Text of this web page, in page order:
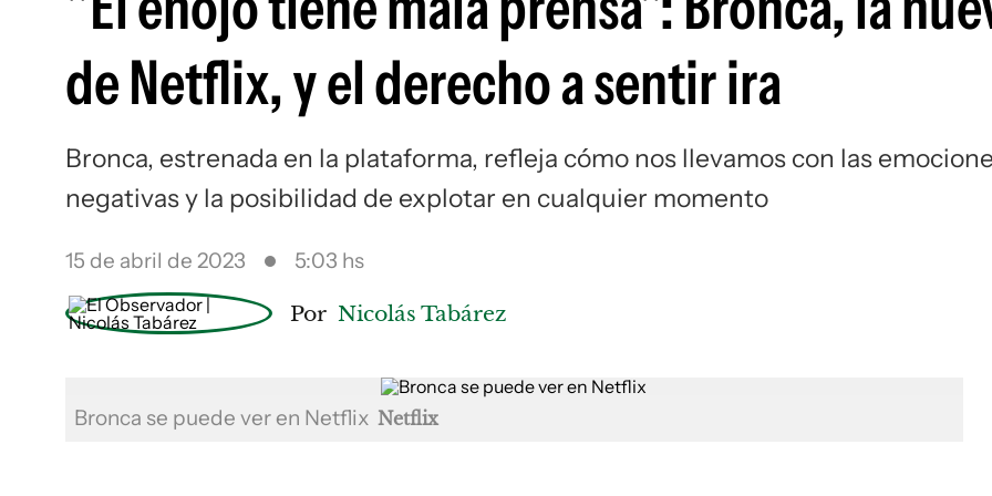
de Netflix, y el derecho a sentir ira
Bronca, estrenada en la plataforma, refleja cómo nos llevamos con las
negativas y la posibilidad de explotar en cualquier momento
15 de abril de 2023 5:03 hs
Por Nicolás Tabárez
Bronca se puede ver en Netflix Netflix